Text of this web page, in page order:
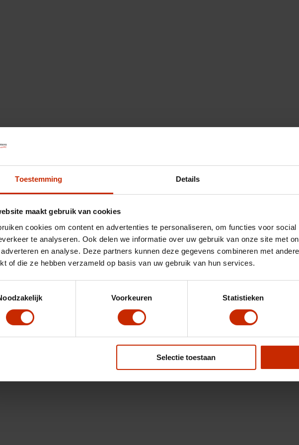
Toestemming Details
maakt gebruik van cookies
cookies om content en advertenties te personaliseren, om functies voor
te analyseren. Ook delen we informatie over uw gebruik van onze site met
en analyse. Deze partners kunnen deze gegevens combineren met
of die ze hebben verzameld op basis van uw gebruik van hun services.
Voorkeuren Statistieken
Selectie toestaan